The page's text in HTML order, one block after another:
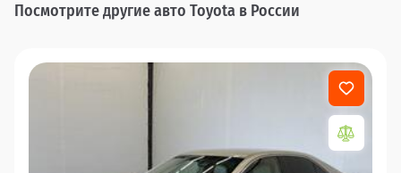
Посмотрите другие авто Toyota в России